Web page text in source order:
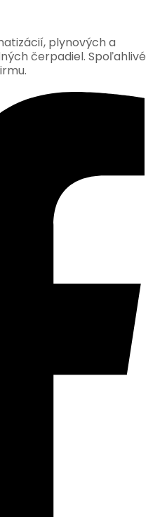
plynových a
čerpadiel. Spoľahlivé